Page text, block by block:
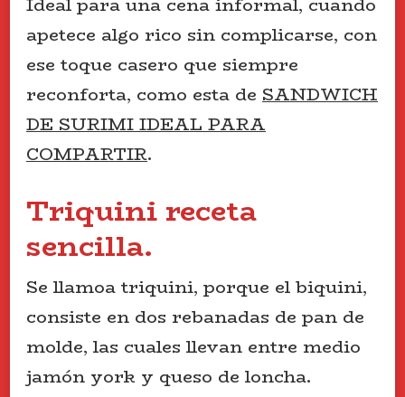
apetece algo rico sin complicarse, con
ese toque casero que siempre
reconforta, como esta de SANDWICH
DE SURIMI IDEAL PARA
COMPARTIR.
Triquini receta
sencilla.
Se llamoa triquini, porque el biquini,
consiste en dos rebanadas de pan de
molde, las cuales llevan entre medio
jamón york y queso de loncha.